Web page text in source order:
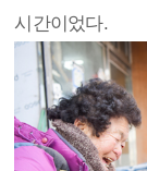
시간이었다.